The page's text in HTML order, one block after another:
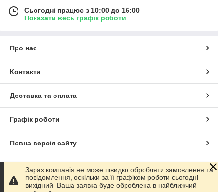
Сьогодні працює з 10:00 до 16:00
Показати весь графік роботи
Про нас
Контакти
Доставка та оплата
Графік роботи
Повна версія сайту
Сайт створено на маркетплейсі Prom.ua
Зараз компанія не може швидко обробляти замовлення та
повідомлення, оскільки за її графіком роботи сьогодні
вихідний. Ваша заявка буде оброблена в найближчий